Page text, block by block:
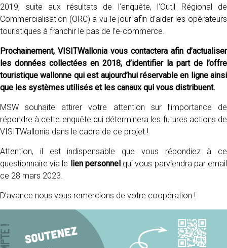
2019, suite aux résultats de l’enquête, l’Outil Régional de
Commercialisation (ORC) a vu le jour afin d’aider les opérateurs
touristiques à franchir le pas de l’e-commerce.
Prochainement, VISITWallonia vous contactera afin d’actualiser
les données collectées en 2018, d’identifier la part de l’offre
touristique wallonne qui est aujourd’hui réservable en ligne ainsi
que les systèmes utilisés et les canaux qui vous distribuent.
MSW souhaite attirer votre attention sur l’importance de
répondre à cette enquête qui déterminera les futures actions de
VISITWallonia dans le cadre de ce projet !
Attention, il est indispensable que vous répondiez à ce
questionnaire via le lien personnelqui vous parviendra par email
ce 28 mars 2023.
D’avance nous vous remercions de votre coopération !